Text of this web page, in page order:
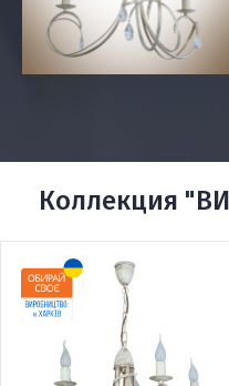
Коллекция